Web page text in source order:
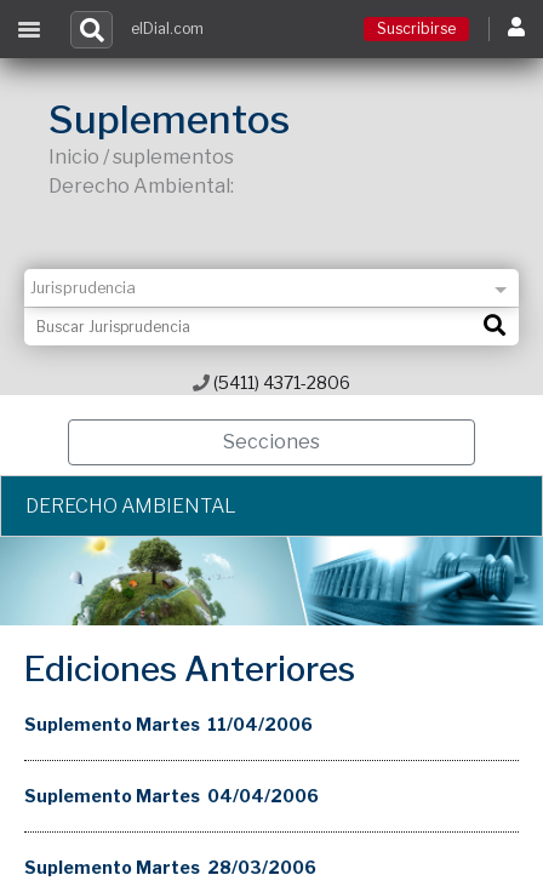
elDial.com Suscribirse
Suplementos
Inicio / suplementos
Derecho Ambiental:
(5411) 4371-2806
Secciones
DERECHO AMBIENTAL
Ediciones Anteriores
Suplemento Martes 11/04/2006
Suplemento Martes 04/04/2006
Suplemento Martes 28/03/2006